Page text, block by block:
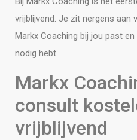
vrijblijvend. Je zit nergens
Markx Coaching bij jou past
nodig hebt.
Markx
consult
vrijblijvend